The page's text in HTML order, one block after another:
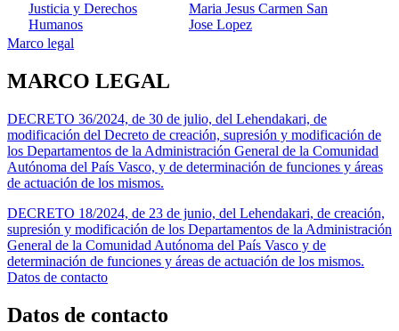
Justicia y Derechos
Humanos
Maria Jesus Carmen San
Jose Lopez
Marco legal
MARCO LEGAL
DECRETO 36/2024, de 30 de julio, del Lehendakari, de
modificación del Decreto de creación, supresión y modificación de
los Departamentos de la Administración General de la Comunidad
Autónoma del País Vasco, y de determinación de funciones y áreas
de actuación de los mismos.
DECRETO 18/2024, de 23 de junio, del Lehendakari, de creación,
supresión y modificación de los Departamentos de la Administración
General de la Comunidad Autónoma del País Vasco y de
determinación de funciones y áreas de actuación de los mismos.
Datos de contacto
Datos de contacto